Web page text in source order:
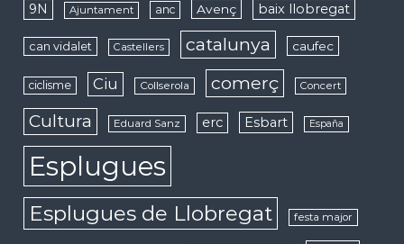
9N Ajuntament anc Avenç baix llobregat
can vidalet Castellers catalunya caufec
ciclisme Ciu Collserola comerç Concert
Cultura Eduard Sanz erc Esbart España
Esplugues
Esplugues de Llobregat festa major